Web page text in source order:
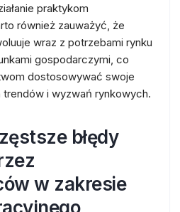
praktykom
również zauważyć, że
wraz z potrzebami rynku
gospodarczymi, co
dostosowywać swoje
i wyzwań rynkowych.
błędy
w zakresie